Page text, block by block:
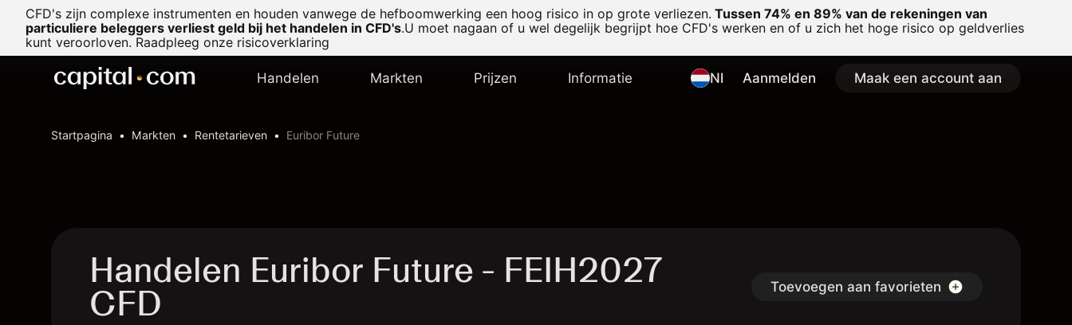
CFD's zijn complexe instrumenten en houden vanwege de hefboomwerking een hoog risico in op grote verliezen. Tussen 74% en 89% van de rekeningen van
particuliere beleggers verliest geld bij het handelen in CFD's.U moet nagaan of u wel degelijk begrijpt hoe CFD's werken en of u zich het hoge risico op geldverlies
kunt veroorloven. Raadpleeg onze risicoverklaring
Handelen Markten Prijzen Informatie Nl Aanmelden Maak een account aan
Startpagina Markten Rentetarieven Euribor Future
Handelen Euribor Future - FEIH2027
CFD Toevoegen aan favorieten